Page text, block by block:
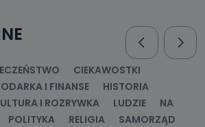
CIEKAWOSTKI
I FINANSE
HISTORIA
I ROZRYWKA LUDZIE
NA
POLITYKA RELIGIA
SAMORZĄD